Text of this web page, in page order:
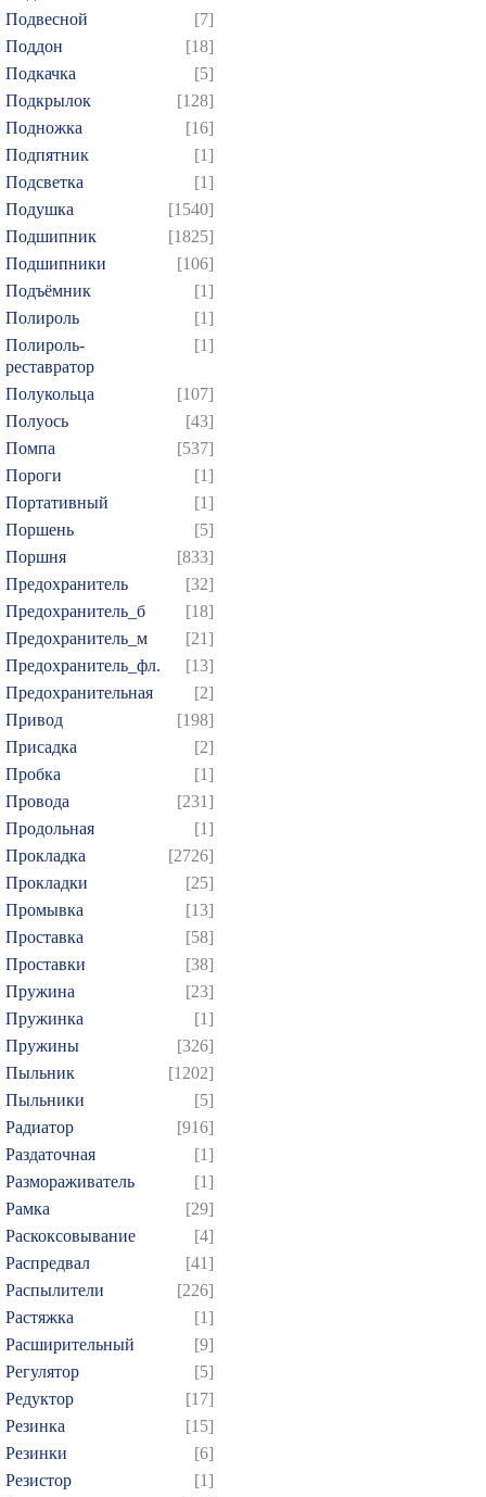
Подвесной
[7]
Поддон
[18]
Подкачка
[5]
Подкрылок
[128]
Подножка
[16]
Подпятник
[1]
Подсветка
[1]
Подушка
[1540]
Подшипник
[1825]
Подшипники
[106]
Подъёмник
[1]
Полироль
[1]
Полироль-
реставратор
[1]
Полукольца
[107]
Полуось
[43]
Помпа
[537]
Пороги
[1]
Портативный
[1]
Поршень
[5]
Поршня
[833]
Предохранитель
[32]
Предохранитель_б
[18]
Предохранитель_м
[21]
Предохранитель_фл.
[13]
Предохранительная
[2]
Привод
[198]
Присадка
[2]
Пробка
[1]
Провода
[231]
Продольная
[1]
Прокладка
[2726]
Прокладки
[25]
Промывка
[13]
Проставка
[58]
Проставки
[38]
Пружина
[23]
Пружинка
[1]
Пружины
[326]
Пыльник
[1202]
Пыльники
[5]
Радиатор
[916]
Раздаточная
[1]
Размораживатель
[1]
Рамка
[29]
Раскоксовывание
[4]
Распредвал
[41]
Распылители
[226]
Растяжка
[1]
Расширительный
[9]
Регулятор
[5]
Редуктор
[17]
Резинка
[15]
Резинки
[6]
Резистор
[1]